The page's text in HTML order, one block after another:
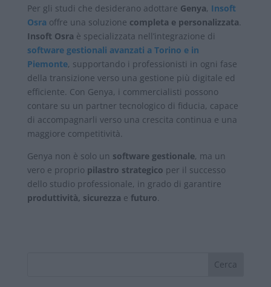
Per gli studi che desiderano adottare Genya, Insoft
Osra offre una soluzione completa e personalizzata
Insoft Osra è specializzata nell’integrazione di
software gestionali avanzati a Torino e in
Piemonte, supportando i professionisti in ogni fase
della transizione verso una gestione più digitale ed
efficiente. Con Genya, i commercialisti possono
contare su un partner tecnologico di fiducia, capace
di accompagnarli verso una crescita continua e una
maggiore competitività.
Genya non è solo un software gestionale, ma un
vero e proprio pilastro strategico per il successo
dello studio professionale, in grado di garantire
produttività, sicurezza e futuro